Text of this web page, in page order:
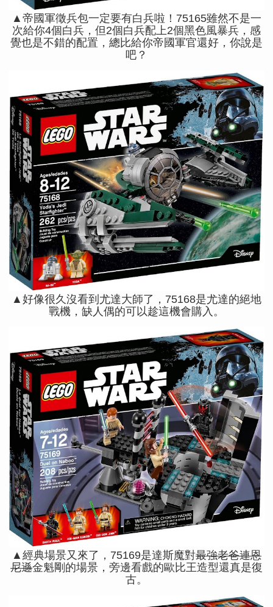
▲帝國軍徵兵包一定要有白兵啦！75165雖然不是一
次給你4個白兵，但2個白兵配上2個黑色風暴兵，感
覺也是不錯的配置，總比給你帝國軍官還好，你說是
吧？
▲好像很久沒看到尤達大師了，75168是尤達的絕地
戰機，缺人偶的可以趁這機會購入。
▲經典場景又來了，75169是達斯魔對最強老爸連恩
尼遜金魁剛的場景，旁邊看戲的歐比王造型還真是復
古。